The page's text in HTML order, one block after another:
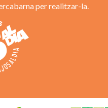
per realitzar-la.